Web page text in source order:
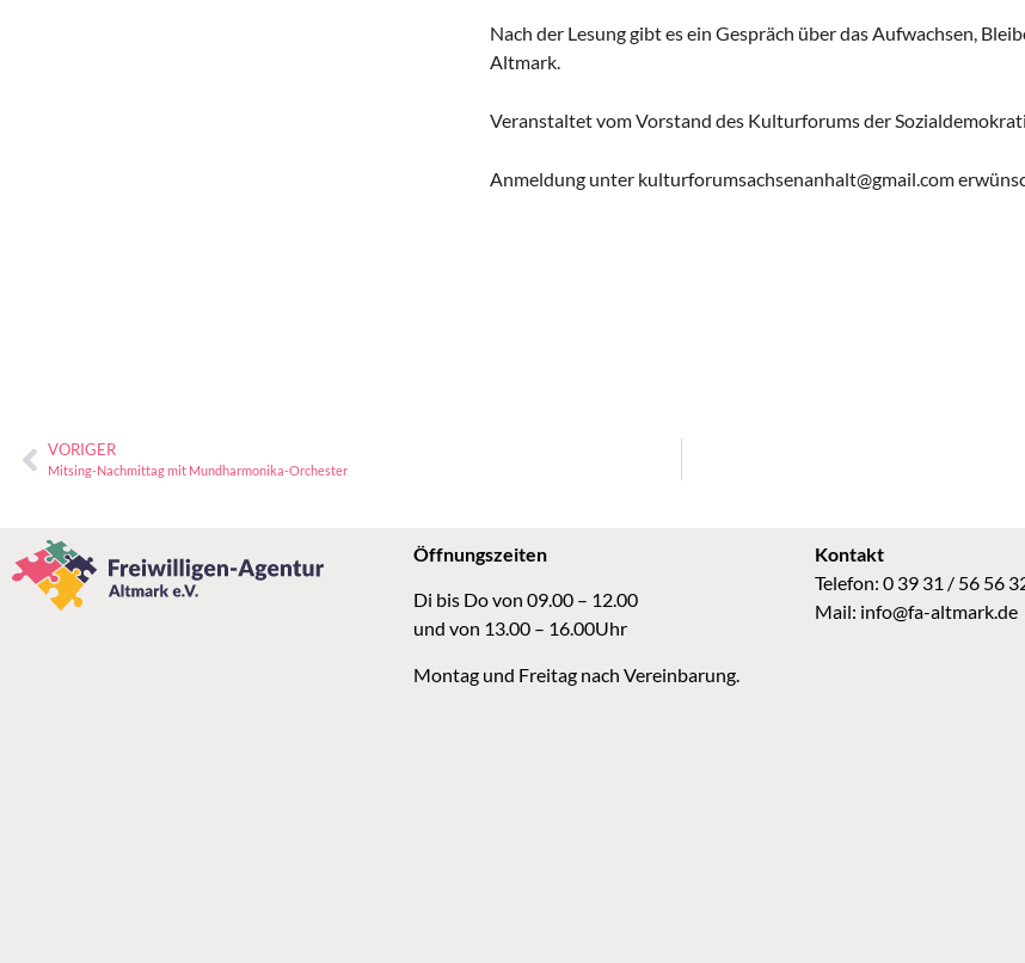
Nach der Lesung gibt es ein Gespräch über das Aufwachsen,
Altmark.
Veranstaltet vom Vorstand des Kulturforums der
Anmeldung unter kulturforumsachsenanhalt@gmail.com
VORIGER
Mitsing-Nachmittag mit Mundharmonika-Orchester
Öffnungszeiten
Di bis Do von 09.00 – 12.00
und von 13.00 – 16.00Uhr
Montag und Freitag nach Vereinbarung.
Kontakt
Telefon: 0 39 31 / 56 56
Mail: info@fa-altmark.de